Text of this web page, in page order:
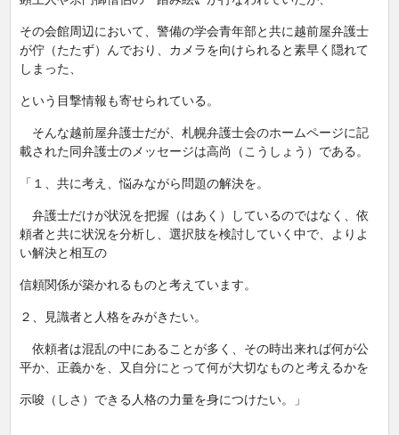
その会館周辺において、警備の学会青年部と共に越前屋弁護士
が佇（たたず）んでおり、カメラを向けられると素早く隠れて
しまった、
という目撃情報も寄せられている。
そんな越前屋弁護士だが、札幌弁護士会のホームページに記
載された同弁護士のメッセージは高尚（こうしょう）である。
「１、共に考え、悩みながら問題の解決を。
弁護士だけが状況を把握（はあく）しているのではなく、依
頼者と共に状況を分析し、選択肢を検討していく中で、よりよ
い解決と相互の
信頼関係が築かれるものと考えています。
２、見識者と人格をみがきたい。
依頼者は混乱の中にあることが多く、その時出来れば何が公
平か、正義かを、又自分にとって何が大切なものと考えるかを
示唆（しさ）できる人格の力量を身につけたい。」